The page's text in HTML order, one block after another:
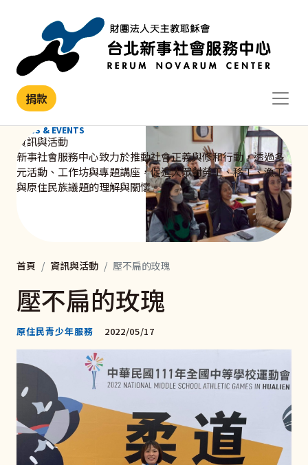
捐款
NEWS & EVENTS
資訊與活動
新事社會服務中心致力於推動社會正義與修和行動，透過多
元活動、工作坊與專題講座，促進大眾對勞工、移工、漁工
與原住民族議題的理解與關懷。
首頁 資訊與活動 壓不扁的玫瑰
壓不扁的玫瑰
原住民青少年服務 2022/05/17